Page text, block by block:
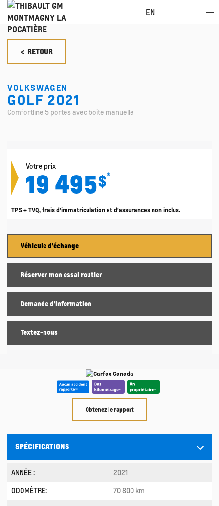
EN
< RETOUR
VOLKSWAGEN
GOLF 2021
Comfortline 5 portes avec boîte manuelle
Obtenez le rapport
SPÉCIFICATIONS
ANNÉE : 2021
ODOMÈTRE: 70 800 km
Votre prix
19 495$*
TPS + TVQ, frais d'immatriculation et d'assurances non inclus.
Véhicule d'échange
Réserver mon essai routier
Demande d'information
Textez-nous